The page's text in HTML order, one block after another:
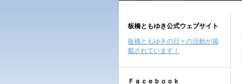
板橋ともゆき公式ウェブサイト
板橋ともゆきの日々の活動が掲
載されています！
Ｆａｃｅｂｏｏｋ